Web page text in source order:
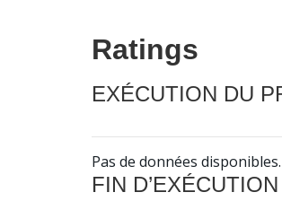
Ratings
EXÉCUTION DU
Pas de données disponibles.
FIN